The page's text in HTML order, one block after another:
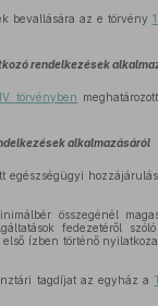
bevallására az e törvény
rendelkezések
törvényben
alkalmazásáról
egészségügyi
összegénél
fedezetéről szóló
ízben történő
tagdíjat az egyház a